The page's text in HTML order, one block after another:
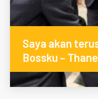
Saya akan
Bossku –